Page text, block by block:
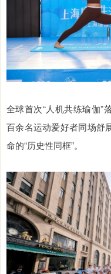
全球首次“人机共练瑜伽”
百余名运动爱好者同场舒
命的“历史性同框”。